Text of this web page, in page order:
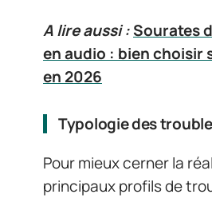
A lire aussi :Sourates
en audio : bien choisir
en 2026
Typologie des
Pour mieux cerner la
principaux profils de